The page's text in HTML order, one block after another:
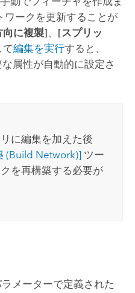
ワークを更新することが
向に複製]、 [スプリッ
編集を実行すると、
属性が自動的に設定さ
に編集を加えた後
(Build Network)] ツー
を再構築する必要が
メーターで定義された